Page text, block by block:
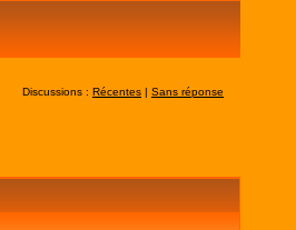
Discussions : Récentes | Sans réponse